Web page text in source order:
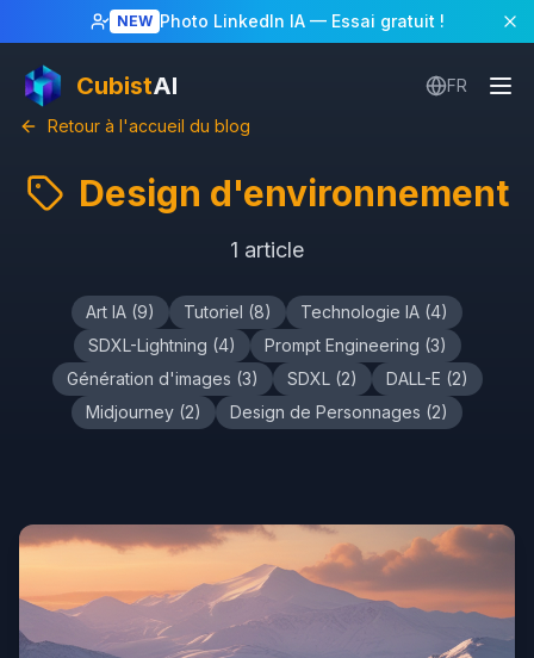
NEW Photo LinkedIn IA— Essai gratuit !
CubistAI
FR
Retour à l'accueil du blog
Design d'environnement
1 article
Art IA (9) Tutoriel (8) Technologie IA (4)
SDXL-Lightning (4) Prompt Engineering (3)
Génération d'images (3) SDXL (2) DALL-E (2)
Midjourney (2) Design de Personnages (2)